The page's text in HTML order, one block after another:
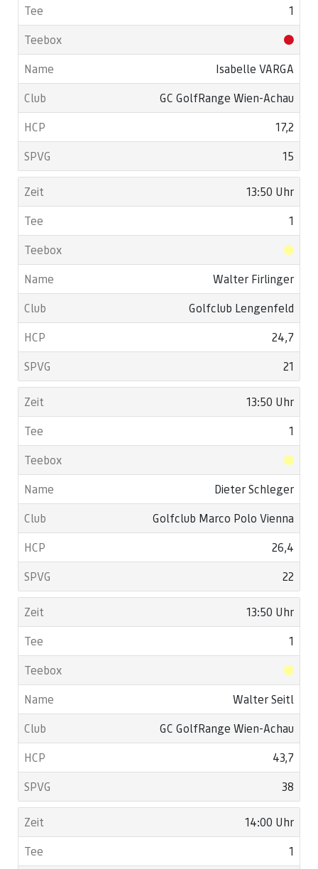
1
Isabelle VARGA
GC GolfRange Wien-Achau
17,2
15
13:50 Uhr
1
Walter Firlinger
Golfclub Lengenfeld
24,7
21
13:50 Uhr
1
Dieter Schleger
Golfclub Marco Polo Vienna
26,4
22
13:50 Uhr
1
Walter Seitl
GC GolfRange Wien-Achau
43,7
38
14:00 Uhr
1